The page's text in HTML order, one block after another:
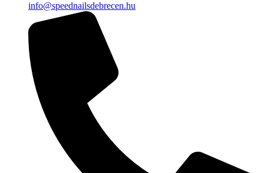
info@speednailsdebrecen.hu